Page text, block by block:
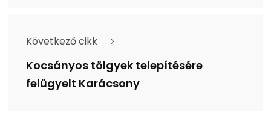
Következő cikk
Kocsányos tölgyek telepítésére
felügyelt Karácsony